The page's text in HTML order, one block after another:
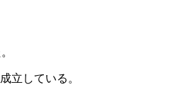
立している。